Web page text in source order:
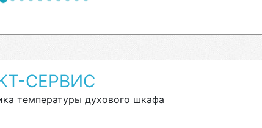
СЕРВИС
температуры духового шкафа